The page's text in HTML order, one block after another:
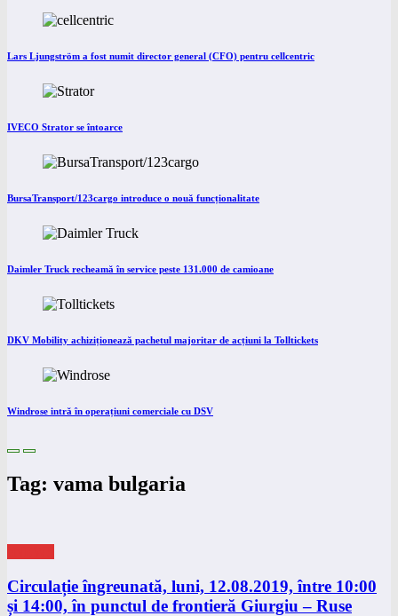
Lars Ljungström a fost numit director general (CFO) pentru cellcentric
IVECO Strator se întoarce
BursaTransport/123cargo introduce o nouă funcționalitate
Daimler Truck recheamă în service peste 131.000 de camioane
DKV Mobility achiziționează pachetul majoritar de acțiuni la Tolltickets
Windrose intră în operațiuni comerciale cu DSV
Tag: vama bulgaria
Circulație îngreunată, luni, 12.08.2019, între 10:00
și 14:00, în punctul de frontieră Giurgiu – Ruse